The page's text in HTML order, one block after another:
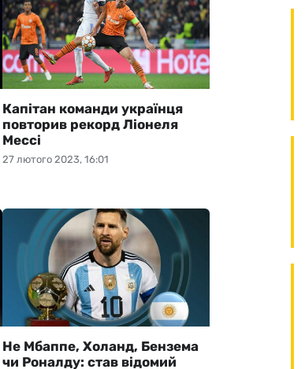
27 лютого 2023, 16:01
Капітан команди українця
повторив рекорд Ліонеля
Мессі
Не Мбаппе, Холанд, Бензема
чи Роналду: став відомий